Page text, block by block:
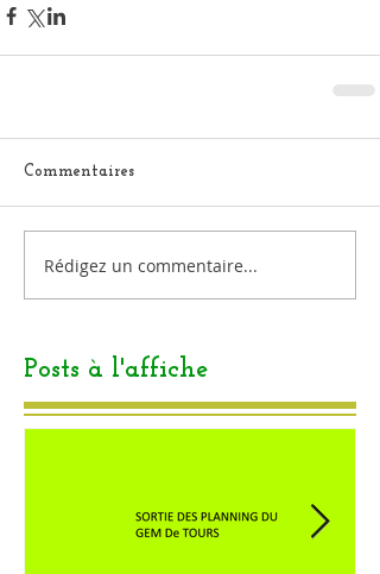
Commentaires
Rédigez un commentaire...
Posts à l'affiche